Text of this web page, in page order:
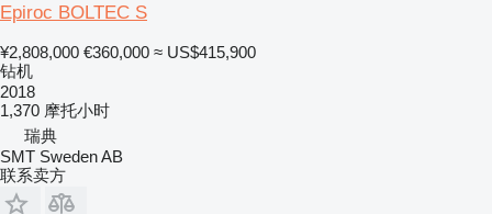
Epiroc BOLTEC S
¥2,808,000 €360,000 ≈ US$415,900
钻机
2018
1,370 摩托小时
瑞典
SMT Sweden AB
联系卖方